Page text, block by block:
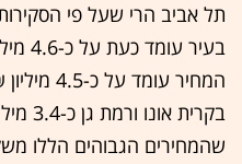
תל אביב הרי שעל פי
שהמחירים הגבוהים הללו